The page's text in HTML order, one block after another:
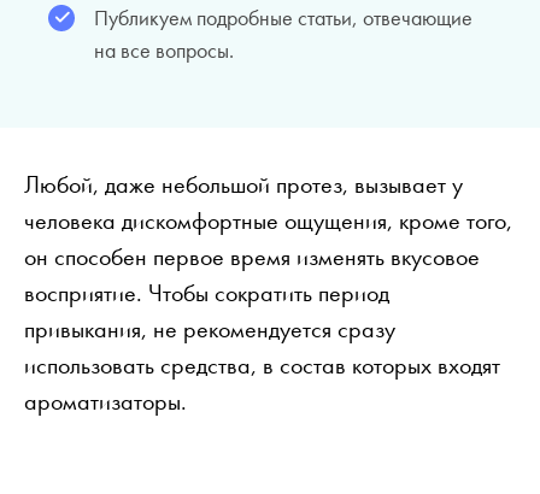
Публикуем подробные статьи, отвечающие
на все вопросы.
Любой, даже небольшой протез, вызывает у
человека дискомфортные ощущения, кроме того,
он способен первое время изменять вкусовое
восприятие. Чтобы сократить период
привыкания, не рекомендуется сразу
использовать средства, в состав которых входят
ароматизаторы.